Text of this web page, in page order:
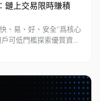
鏈上交易限時賺積
、易、好、安全”爲核心
可低門檻探索優質資
期潛力代幣。積分具備
可獲超130U獎勵。